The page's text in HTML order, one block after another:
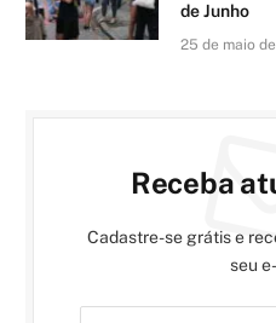
de Junho
25 de maio
Receba
Cadastre-se grátis e
seu